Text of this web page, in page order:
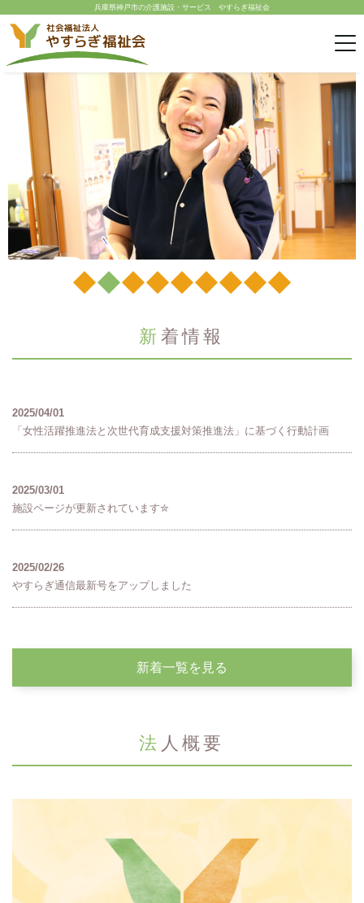
兵庫県神戸市の介護施設・サービス やすらぎ福祉会
新着情報
2025/04/01
「女性活躍推進法と次世代育成支援対策推進法」に基づく行動計画
2025/03/01
施設ページが更新されています✮
2025/02/26
やすらぎ通信最新号をアップしました
新着一覧を見る
法人概要